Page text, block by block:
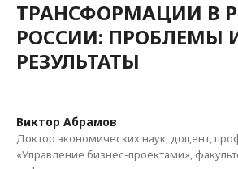
ТРАНСФОРМАЦИИ В
РОССИИ: ПРОБЛЕМЫ
РЕЗУЛЬТАТЫ
Виктор Абрамов
Доктор экономических наук, доцент,
«Управление бизнес-проектами»,